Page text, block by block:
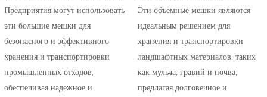
Предприятия могут использовать
эти большие мешки для
безопасного и эффективного
хранения и транспортировки
промышленных отходов,
обеспечивая надежное и
Эти объемные мешки являются
идеальным решением для
хранения и транспортировки
ландшафтных материалов, таких
как мульча, гравий и почва,
предлагая долговечное и